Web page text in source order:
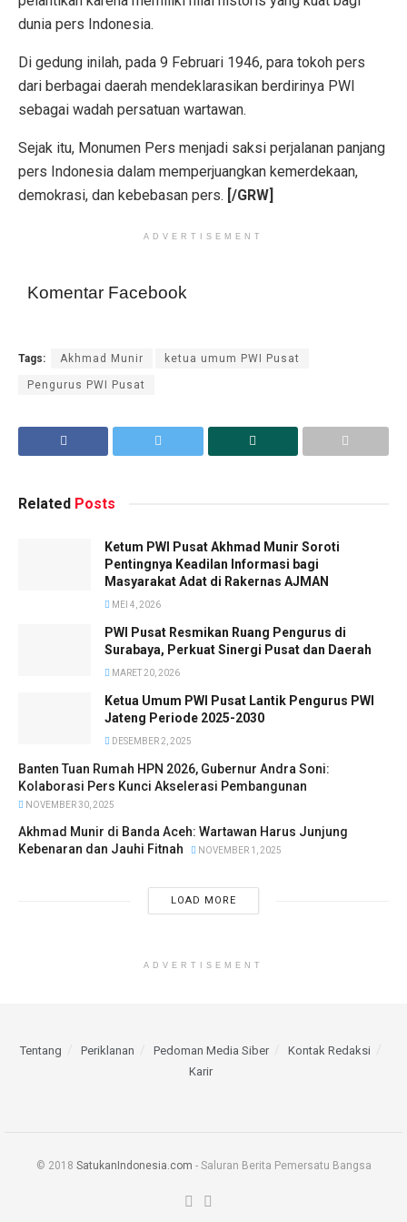
dunia pers Indonesia.
Di gedung inilah, pada 9 Februari 1946, para tokoh pers
dari berbagai daerah mendeklarasikan berdirinya PWI
sebagai wadah persatuan wartawan.
Sejak itu, Monumen Pers menjadi saksi perjalanan panjang
pers Indonesia dalam memperjuangkan kemerdekaan,
demokrasi, dan kebebasan pers. [/GRW]
ADVERTISEMENT
Komentar Facebook
Tags: Akhmad Munir ketua umum PWI Pusat
Pengurus PWI Pusat
Related Posts
Ketum PWI Pusat Akhmad Munir Soroti
Pentingnya Keadilan Informasi bagi
Masyarakat Adat di Rakernas AJMAN
MEI 4, 2026
PWI Pusat Resmikan Ruang Pengurus di
Surabaya, Perkuat Sinergi Pusat dan Daerah
MARET 20, 2026
Ketua Umum PWI Pusat Lantik Pengurus PWI
Jateng Periode 2025-2030
DESEMBER 2, 2025
Banten Tuan Rumah HPN 2026, Gubernur Andra Soni:
Kolaborasi Pers Kunci Akselerasi Pembangunan
NOVEMBER 30, 2025
Akhmad Munir di Banda Aceh: Wartawan Harus Junjung
Kebenaran dan Jauhi Fitnah
NOVEMBER 1, 2025
LOAD MORE
ADVERTISEMENT
Tentang Periklanan Pedoman Media Siber
Kontak Redaksi
Karir
© 2018 SatukanIndonesia.com - Saluran Berita Pemersatu Bangsa